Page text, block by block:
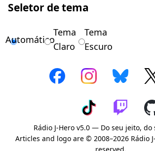
Seletor de tema
Automático
Tema
Claro
Tema
Escuro
Rádio J-Hero v5.0 — Do seu jeito, do
Articles and logo are © 2008–2026 Rádio